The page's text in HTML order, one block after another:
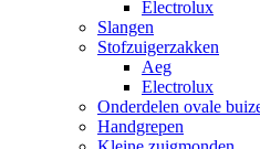
Electrolux
Slangen
Stofzuigerzakken
Aeg
Electrolux
Onderdelen ovale
Handgrepen